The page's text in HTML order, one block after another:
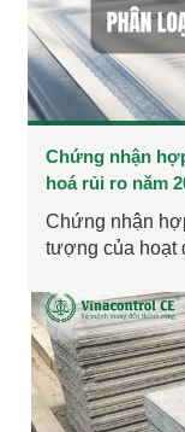
Chứng nhận
hoá rủi ro năm
Chứng nhận
tượng của hoạt